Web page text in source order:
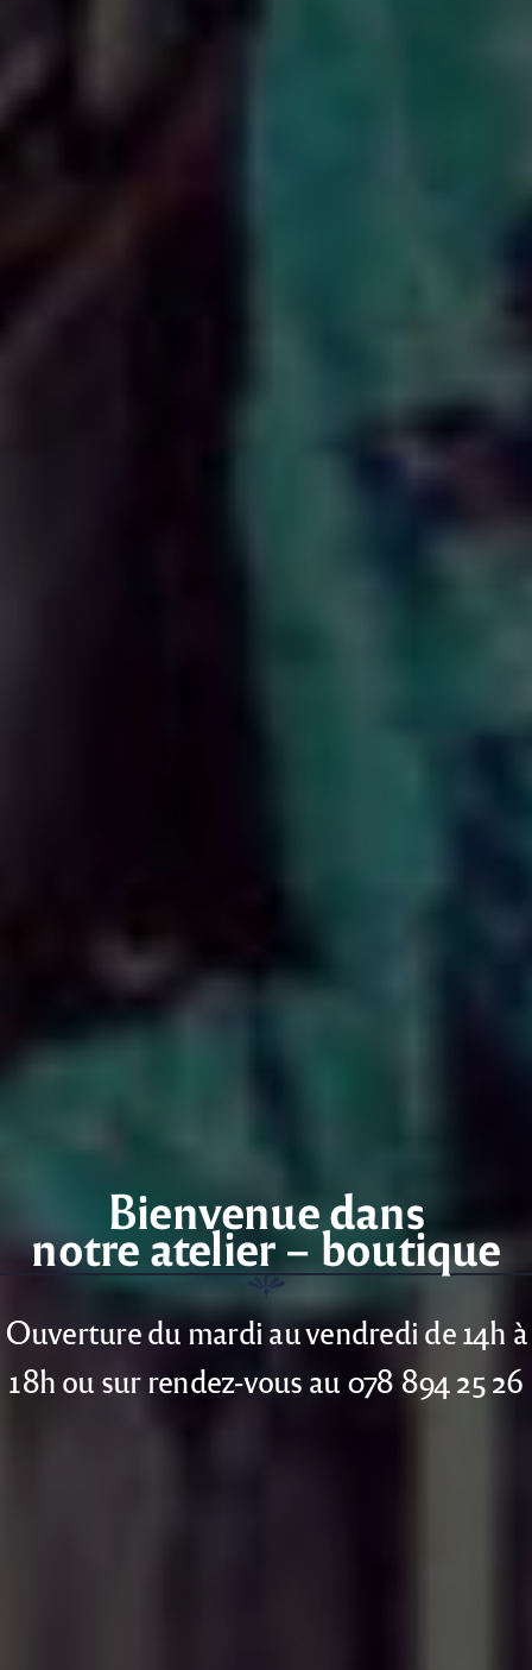
Bienvenue dans
notre atelier – boutique
Ouverture du mardi au vendredi de 14h à
18h ou sur rendez-vous au 078 894 25 26